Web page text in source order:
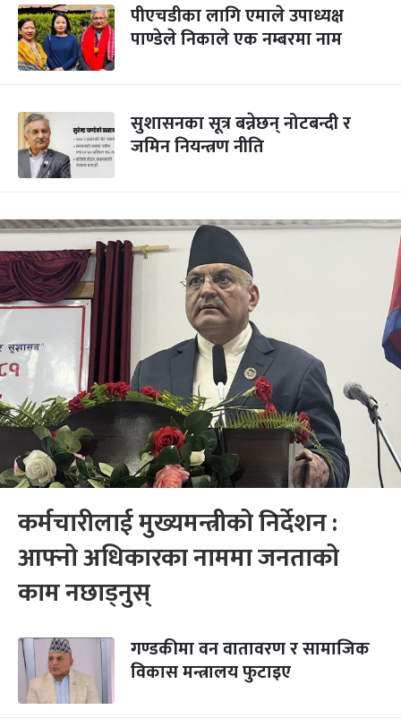
पीएचडीका लागि एमाले उपाध्यक्ष
पाण्डेले निकाले एक नम्बरमा नाम
सुशासनका सूत्र बन्नेछन् नोटबन्दी र
जमिन नियन्त्रण नीति
कर्मचारीलाई मुख्यमन्त्रीको निर्देशन :
आफ्नो अधिकारका नाममा जनताको
काम नछाड्नुस्
गण्डकीमा वन वातावरण र सामाजिक
विकास मन्त्रालय फुटाइए